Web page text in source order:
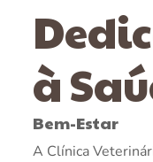
à
Bem-Estar
A Clínica